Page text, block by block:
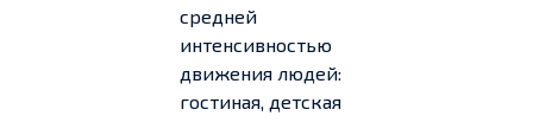
средней
интенсивностью
движения людей:
гостиная, детская